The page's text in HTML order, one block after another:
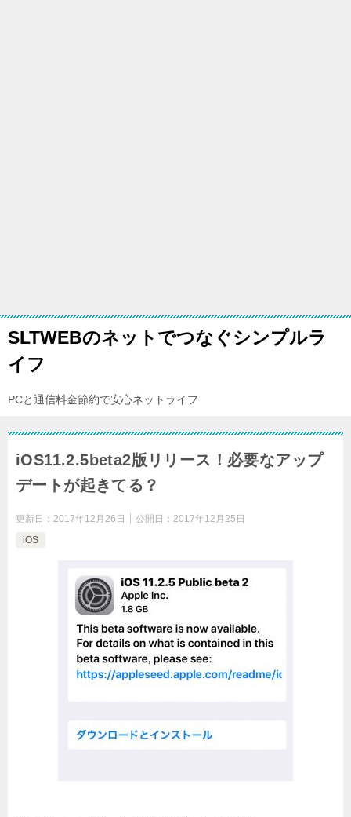
SLTWEBのネットでつなぐシンプルラ
イフ
PCと通信料金節約で安心ネットライフ
iOS11.2.5beta2版リリース！必要なアップ
デートが起きてる？
更新日： 2017年12月26日 公開日： 2017年12月25日
iOS